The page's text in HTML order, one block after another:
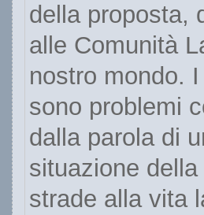
della proposta,
alle Comunità
nostro mondo.
sono problemi
dalla parola di
situazione
strade alla vita